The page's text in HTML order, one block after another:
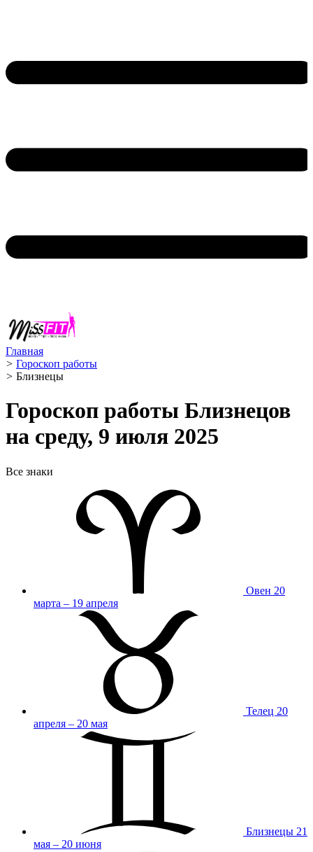
Главная
> Гороскоп работы
> Близнецы ️
Гороскоп работы Близнецов
на среду, 9 июля 2025
Все знаки
Овен 20
марта – 19 апреля
Телец 20
апреля – 20 мая
Близнецы 21
мая – 20 июня